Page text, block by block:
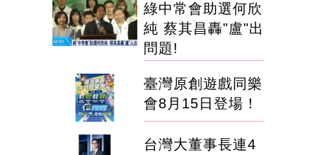
綠中常會助選何欣
純 蔡其昌轟"盧"出
問題!
臺灣原創遊戲同樂
會8月15日登場！
台灣大董事長連4